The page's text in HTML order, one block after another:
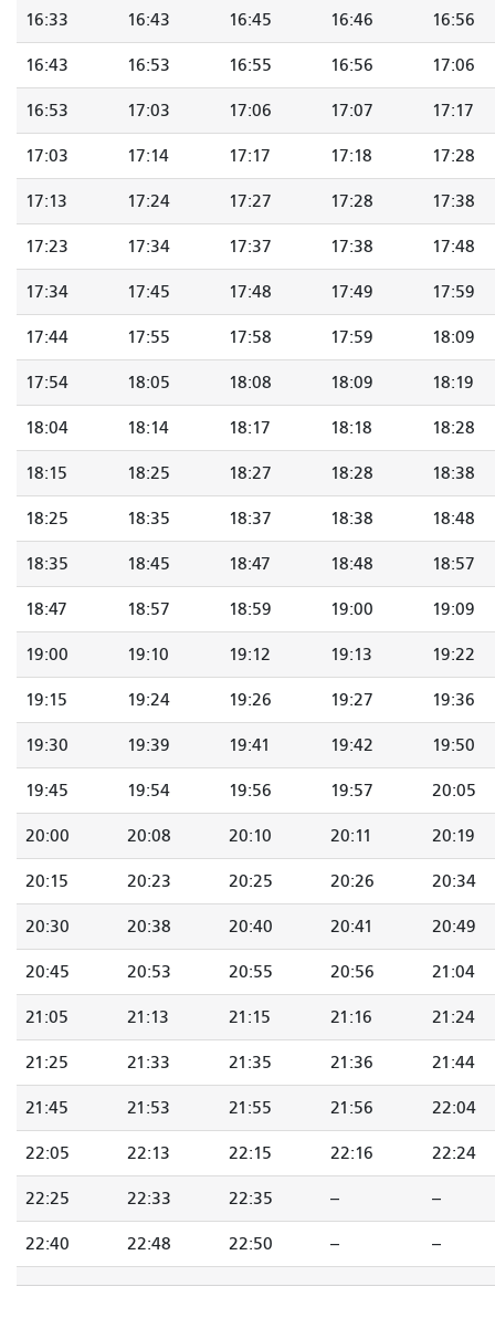
16:33 16:43 16:45 16:46 16:56
16:43 16:53 16:55 16:56 17:06
16:53 17:03 17:06 17:07 17:17
17:03 17:14 17:17 17:18 17:28
17:13 17:24 17:27 17:28 17:38
17:23 17:34 17:37 17:38 17:48
17:34 17:45 17:48 17:49 17:59
17:44 17:55 17:58 17:59 18:09
17:54 18:05 18:08 18:09 18:19
18:04 18:14 18:17 18:18 18:28
18:15 18:25 18:27 18:28 18:38
18:25 18:35 18:37 18:38 18:48
18:35 18:45 18:47 18:48 18:57
18:47 18:57 18:59 19:00 19:09
19:00 19:10 19:12 19:13 19:22
19:15 19:24 19:26 19:27 19:36
19:30 19:39 19:41 19:42 19:50
19:45 19:54 19:56 19:57 20:05
20:00 20:08 20:10 20:11 20:19
20:15 20:23 20:25 20:26 20:34
20:30 20:38 20:40 20:41 20:49
20:45 20:53 20:55 20:56 21:04
21:05 21:13 21:15 21:16 21:24
21:25 21:33 21:35 21:36 21:44
21:45 21:53 21:55 21:56 22:04
22:05 22:13 22:15 22:16 22:24
22:25 22:33 22:35 -- --
22:40 22:48 22:50 -- --